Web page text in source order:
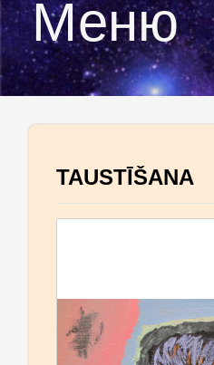
Меню
TAUSTĪŠANA